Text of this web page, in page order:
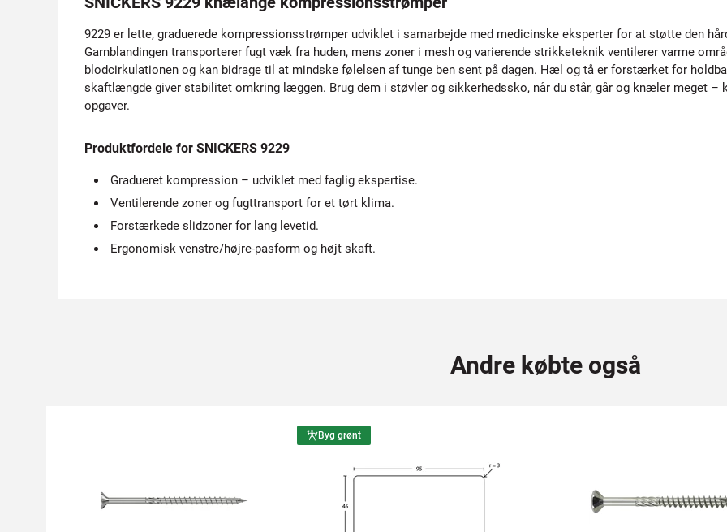
9229 er lette, graduerede kompressionsstrømper udviklet i samarbejde med medicinske eksperter for at støtte den
Garnblandingen transporterer fugt væk fra huden, mens zoner i mesh og varierende strikketeknik ventilerer varme
blodcirkulationen og kan bidrage til at mindske følelsen af tunge ben sent på dagen. Hæl og tå er forstærket for
skaftlængde giver stabilitet omkring læggen. Brug dem i støvler og sikkerhedssko, når du står, går og knæler meget
opgaver.
Produktfordele for SNICKERS 9229
Gradueret kompression – udviklet med faglig ekspertise.
Ventilerende zoner og fugttransport for et tørt klima.
Forstærkede slidzoner for lang levetid.
Ergonomisk venstre/højre-pasform og højt skaft.
Andre købte også
Byg grønt